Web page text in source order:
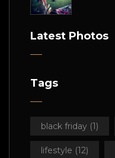
Latest Photos
Tags
black friday (1)
lifestyle (12)